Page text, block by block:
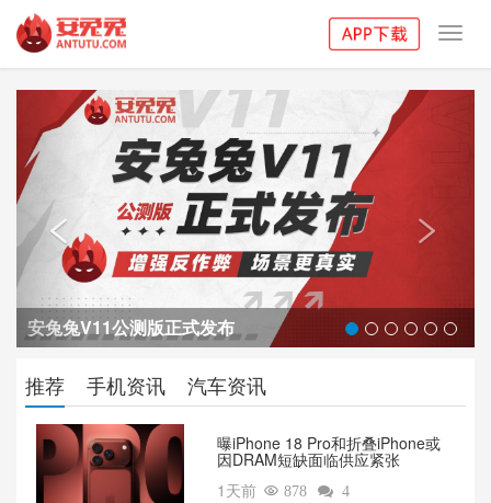
安兔兔V11公测版正式发布

Previous

推荐 手机资讯 汽车资讯
曝iPhone 18 Pro和折叠iPhone或
因DRAM短缺面临供应紧张
1天前  878  4